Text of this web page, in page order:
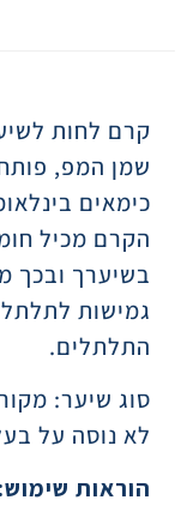
קרם לחות
שמן המפ,
כימאים
הקרם מכיל
בשיערך ובכך
גמישות
התלתלים.
לא נוסה על
הוראות שימוש: